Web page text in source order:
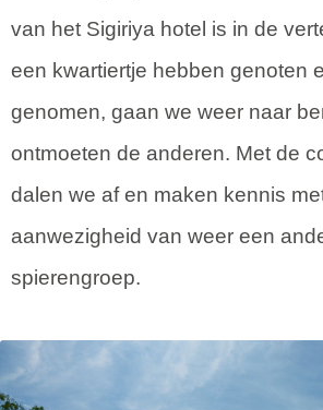
van het Sigiriya hotel is in de
een kwartiertje hebben genoten
genomen, gaan we weer naar
ontmoeten de anderen. Met de
dalen we af en maken kennis
aanwezigheid van weer een
spierengroep.